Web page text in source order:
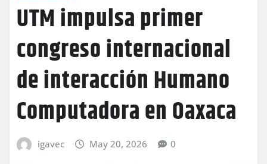
UTM impulsa primer
congreso internacional
de interacción Humano
Computadora en Oaxaca
igavec May 20, 2026 0